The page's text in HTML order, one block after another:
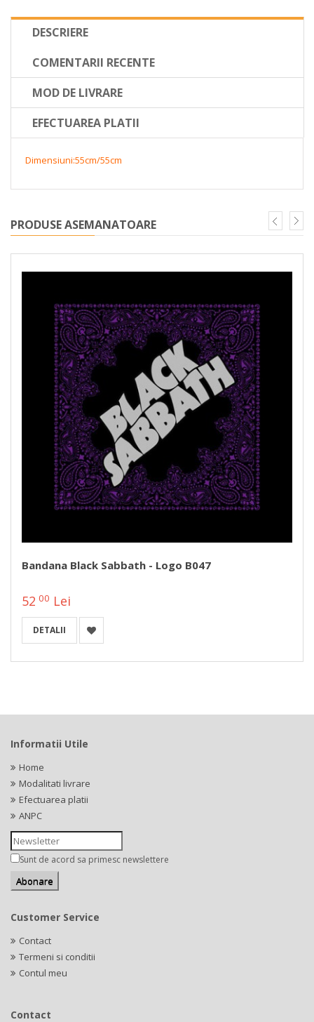
DESCRIERE
COMENTARII RECENTE
MOD DE LIVRARE
EFECTUAREA PLATII
Dimensiuni:55cm/55cm
PRODUSE ASEMANATOARE
Bandana Black Sabbath - Logo B047
52 00 Lei
DETALII
Informatii Utile
Home
Modalitati livrare
Efectuarea platii
ANPC
Sunt de acord sa primesc newslettere
Customer Service
Contact
Termeni si conditii
Contul meu
Contact